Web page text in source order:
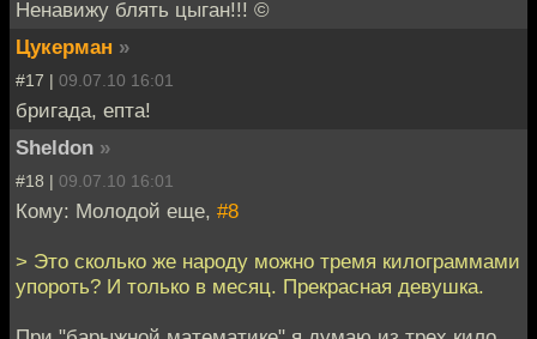
Ненавижу блять цыган!!! ©
Цукерман »
#17 | 09.07.10 16:01
бригада, епта!
Sheldon »
#18 | 09.07.10 16:01
Кому: Молодой еще, #8
> Это сколько же народу можно тремя килограммами
упороть? И только в месяц. Прекрасная девушка.